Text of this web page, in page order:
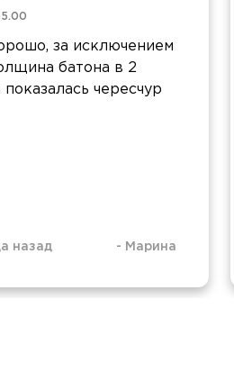
5.00
за исключением
батона в 2
чересчур
назад - Марина